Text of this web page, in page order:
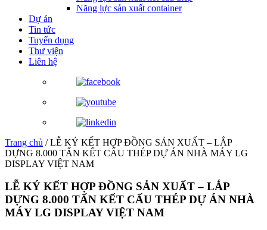
Năng lực sản xuất container
Dự án
Tin tức
Tuyển dụng
Thư viện
Liên hệ
Trang chủ /LỄ KÝ KẾT HỢP ĐỒNG SẢN XUẤT – LẮP
DỰNG 8.000 TẤN KẾT CẤU THÉP DỰ ÁN NHÀ MÁY LG
DISPLAY VIỆT NAM
LỄ KÝ KẾT HỢP ĐỒNG SẢN XUẤT – LẮP
DỰNG 8.000 TẤN KẾT CẤU THÉP DỰ ÁN NHÀ
MÁY LG DISPLAY VIỆT NAM